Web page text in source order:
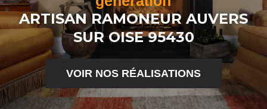
ARTISAN RAMONEUR AUVERS
SUR OISE 95430
VOIR NOS RÉALISATIONS